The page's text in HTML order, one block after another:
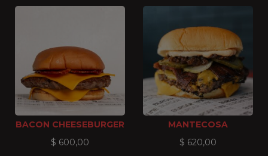
BACON CHEESEBURGER
$ 600,00
MANTECOSA
$ 620,00